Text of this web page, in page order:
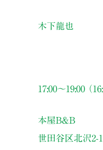
木下龍也
17:00～19:00 （
本屋B&B
世田谷区北沢2-